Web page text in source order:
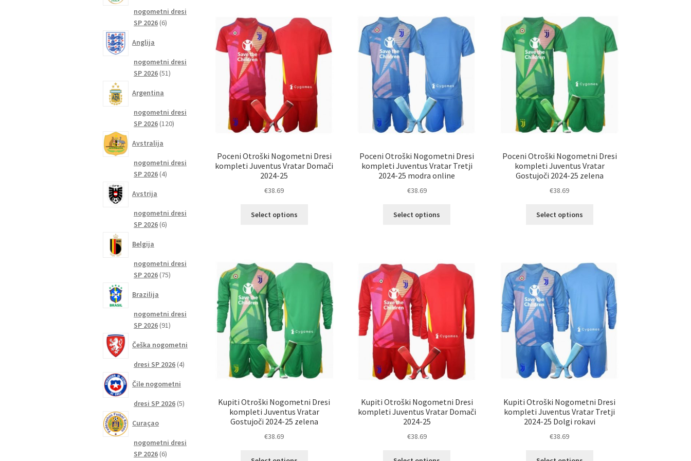
Poceni Otroški Nogometni Dresi
kompleti Juventus Vratar Domači
2024-25
€38.69
Select options
Možnosti
izberete
strani
izdelka
Poceni Otroški Nogometni Dresi
kompleti Juventus Vratar Tretji
2024-25 modra online
€38.69
Select options
Možnosti
izberete
strani
izdelka
Poceni Otroški Nogometni Dresi
kompleti Juventus Vratar
Gostujoči 2024-25 zelena
€38.69
Select options
Možnosti
lahko
izberete
strani
izdelka
Kupiti Otroški Nogometni Dresi
kompleti Juventus Vratar
Gostujoči 2024-25 zelena
€38.69
Kupiti Otroški Nogometni Dresi
kompleti Juventus Vratar Domači
2024-25
€38.69
Kupiti Otroški Nogometni Dresi
kompleti Juventus Vratar Tretji
2024-25 Dolgi rokavi
€38.69
nogometni dresi
SP 2026 66
Anglija
nogometni dresi
SP 2026 5151
Argentina
nogometni dresi
SP 2026 120120
Avstralija
nogometni dresi
SP 2026 44
Avstrija
nogometni dresi
SP 2026 66
Belgija
nogometni dresi
SP 2026 7575
Brazilija
nogometni dresi
SP 2026 9191
Češka nogometni
dresi SP 2026 44
Čile nogometni
dresi SP 2026 55
Curaçao
nogometni dresi
SP 2026 66